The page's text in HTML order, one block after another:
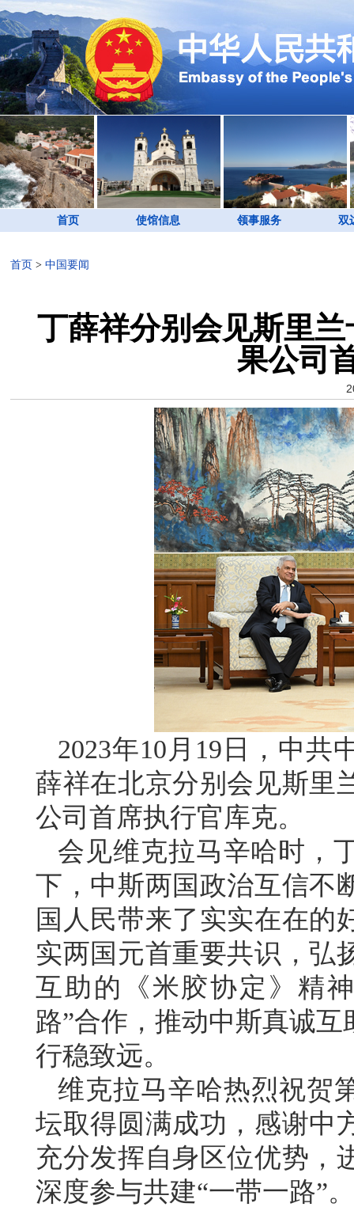
首页 使馆信息 领事服务 双
首页 > 中国要闻
丁薛祥分别会见斯里
果公司
2023年10月19日，中共
薛祥在北京分别会见斯里
公司首席执行官库克。
会见维克拉马辛哈时，
下，中斯两国政治互信不
国人民带来了实实在在的
实两国元首重要共识，弘
互助的《米胶协定》精
路”合作，推动中斯真诚
行稳致远。
维克拉马辛哈热烈祝贺
坛取得圆满成功，感谢中
充分发挥自身区位优势，
深度参与共建“一带一路”。